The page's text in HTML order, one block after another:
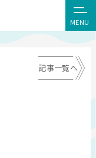
MENU
記事一覧へ